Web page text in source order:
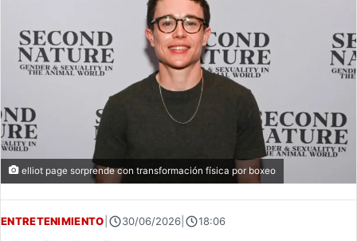
elliot page sorprende con transformación física por boxeo
ENTRETENIMIENTO 30/06/2026| 18:06